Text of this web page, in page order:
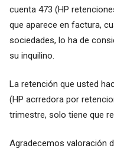
cuenta 473 (HP
que aparece en factura,
sociedades, lo ha de
su inquilino.
La retención que usted
(HP acrredora por
trimestre, solo tiene que
Agradecemos valoración